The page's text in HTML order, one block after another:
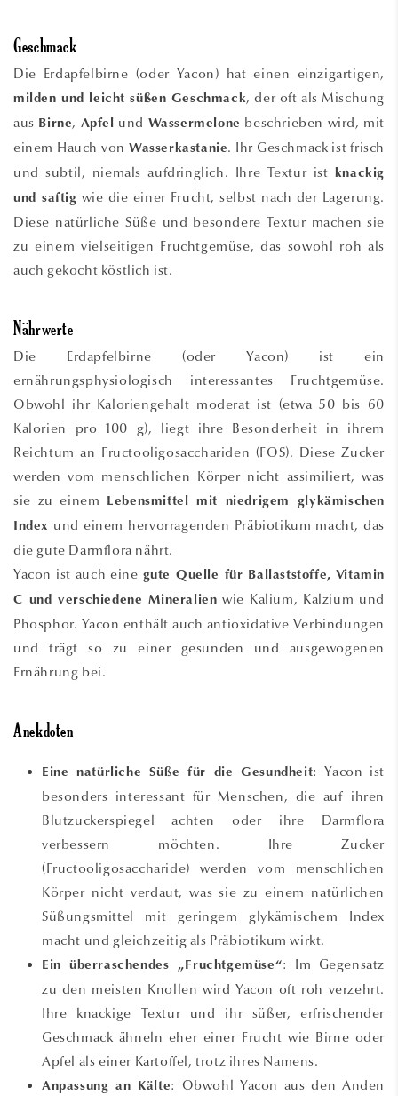
Geschmack
Die Erdapfelbirne (oder Yacon) hat einen einzigartigen,
milden und leicht süßen Geschmack, der oft als Mischung
aus Birne, Apfel und Wassermelone beschrieben wird, mit
einem Hauch vonWasserkastanie. Ihr Geschmack ist frisch
und subtil, niemals aufdringlich. Ihre Textur ist
knackig
und saftig wie die einer Frucht, selbst nach der Lagerung.
Diese natürliche Süße und besondere Textur machen sie
zu einem vielseitigen Fruchtgemüse, das sowohl roh als
auch gekocht köstlich ist.
Nährwerte
Die Erdapfelbirne (oder Yacon) ist ein
ernährungsphysiologisch interessantes Fruchtgemüse.
Obwohl ihr Kaloriengehalt moderat ist (etwa 50 bis 60
Kalorien pro 100 g), liegt ihre Besonderheit in ihrem
Reichtum an Fructooligosacchariden (FOS). Diese Zucker
werden vom menschlichen Körper nicht assimiliert, was
sie zu einem
Lebensmittel mit niedrigem glykämischen
Index und einem hervorragenden Präbiotikum macht, das
die gute Darmflora nährt.
Yacon ist auch eine gute Quelle für Ballaststoffe, Vitamin
C und verschiedene Mineralien wie Kalium, Kalzium und
Phosphor. Yacon enthält auch antioxidative Verbindungen
und trägt so zu einer gesunden und ausgewogenen
Ernährung bei.
Anekdoten
Eine natürliche Süße für die Gesundheit: Yacon ist
besonders interessant für Menschen, die auf ihren
Blutzuckerspiegel achten oder ihre Darmflora
verbessern möchten. Ihre Zucker
(Fructooligosaccharide) werden vom menschlichen
Körper nicht verdaut, was sie zu einem natürlichen
Süßungsmittel mit geringem glykämischem Index
macht und gleichzeitig als Präbiotikum wirkt.
Ein überraschendes „Fruchtgemüse“: Im Gegensatz
zu den meisten Knollen wird Yacon oft roh verzehrt.
Ihre knackige Textur und ihr süßer, erfrischender
Geschmack ähneln eher einer Frucht wie Birne oder
Apfel als einer Kartoffel, trotz ihres Namens.
Anpassung an Kälte: Obwohl Yacon aus den Anden